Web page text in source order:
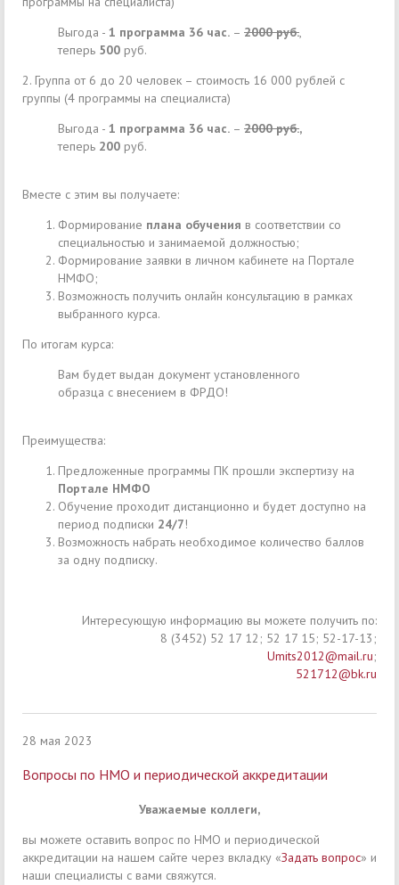
Выгода - 1 программа 36 час. – 2000 руб.,
теперь 500 руб.
2. Группа от 6 до 20 человек – стоимость 16 000 рублей с
группы (4 программы на специалиста)
Выгода - 1 программа 36 час. – 2000 руб.,
теперь 200 руб.
Вместе с этим вы получаете:
Формирование плана обучения в соответствии со
специальностью и занимаемой должностью;
Формирование заявки в личном кабинете на Портале
НМФО;
Возможность получить онлайн консультацию в рамках
выбранного курса.
По итогам курса:
Вам будет выдан документ установленного
образца с внесением в ФРДО!
Преимущества:
Предложенные программы ПК прошли экспертизу на
Портале НМФО
Обучение проходит дистанционно и будет доступно на
период подписки 24/7!
Возможность набрать необходимое количество баллов
за одну подписку.
Интересующую информацию вы можете получить по:
8 (3452) 52 17 12; 52 17 15; 52-17-13;
Umits2012@mail.ru;
521712@bk.ru
28 мая 2023
Вопросы по НМО и периодической аккредитации
Уважаемые коллеги,
вы можете оставить вопрос по НМО и периодической
аккредитации на нашем сайте через вкладку «Задать вопрос» и
наши специалисты с вами свяжутся.